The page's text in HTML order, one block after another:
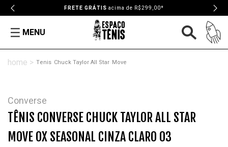
FRETE GRÁTIS acima de R$299,00*
MENU
Tenis Chuck Taylor All Star Move
Converse
TÊNIS CONVERSE CHUCK TAYLOR ALL STAR
MOVE OX SEASONAL CINZA CLARO 03